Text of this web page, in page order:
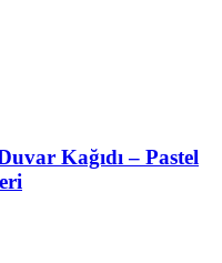
Kağıdı – Pastel